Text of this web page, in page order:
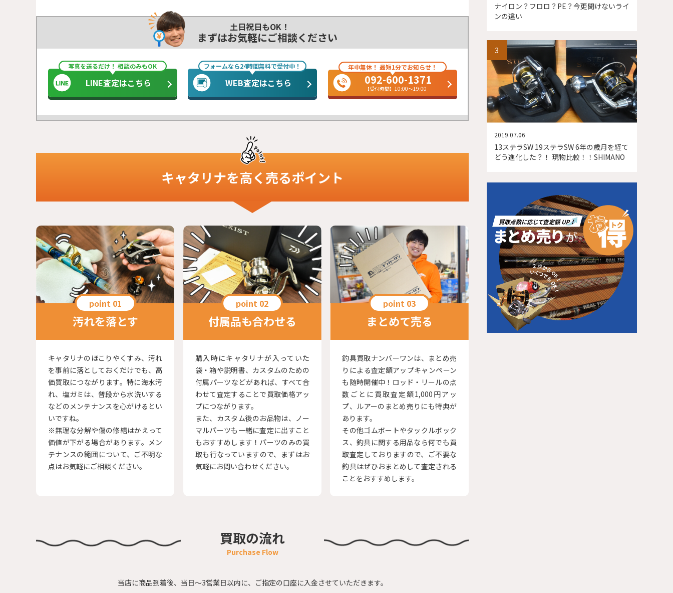
土日祝日もOK！
まずはお気軽にご相談ください
写真を送るだけ！ 相談のみもOK
LINE査定はこちら
フォームなら24時間無料で受付中！
WEB査定はこちら
年中無休！ 最短1分でお知らせ！
092-600-1371
【受付時間】10:00～19:00
キャタリナを高く売るポイント
汚れを落とす
キャタリナのほこりやくすみ、汚れ
を事前に落としておくだけでも、高
価買取につながります。特に海水汚
れ、塩ガミは、普段から水洗いする
などのメンテナンスを心がけるとい
いですね。
※無理な分解や傷の修繕はかえって
価値が下がる場合があります。メン
テナンスの範囲について、ご不明な
点はお気軽にご相談ください。
付属品も合わせる
購入時にキャタリナが入っていた
袋・箱や説明書、カスタムのための
付属パーツなどがあれば、すべて合
わせて査定することで買取価格アッ
プにつながります。
また、カスタム後のお品物は、ノー
マルパーツも一緒に査定に出すこと
もおすすめします！パーツのみの買
取も行なっていますので、まずはお
気軽にお問い合わせください。
まとめて売る
釣具買取ナンバーワンは、まとめ売
りによる査定額アップキャンペーン
も随時開催中！ロッド・リールの点
数ごとに買取査定額1,000円アッ
プ、ルアーのまとめ売りにも特典が
あります。
その他ゴムボートやタックルボック
ス、釣具に関する用品なら何でも買
取査定しておりますので、ご不要な
釣具はぜひおまとめして査定される
ことをおすすめします。
買取の流れ
当店に商品到着後、当日～3営業日以内に、 ご指定の口座に入金させていただきます。
ナイロン？フロロ？PE？今更聞けないライ
ンの違い
13ステラSW 19ステラSW 6年の歳月を経て
どう進化した？！ 現物比較！！SHIMANO
2019.07.06